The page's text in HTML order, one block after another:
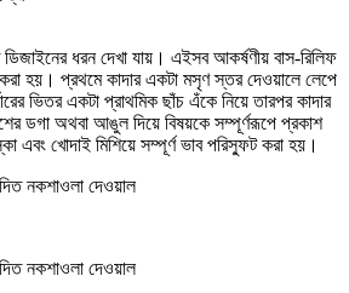
ডিজাইনের ধরন দেখা যায়। এইসব আকর্ষণীয় বাস-রিলিফ
হয়। প্রথমে কাদার একটা মসৃণ স্তর দেওয়ালে লেপে
ভিতর একটা প্রাথমিক ছাঁচ এঁকে নিয়ে তারপর কাদার
ডগা অথবা আঙুল দিয়ে বিষয়কে সম্পূর্ণরূপে প্রকাশ
খোদাই মিশিয়ে সম্পূর্ণ ভাব পরিস্ফুট করা হয়।
নকশাওলা দেওয়াল
নকশাওলা দেওয়াল